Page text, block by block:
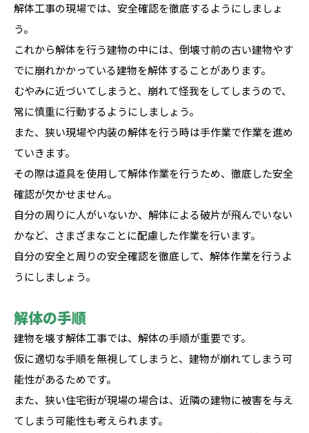
解体工事の現場では、安全確認を徹底するようにしましょ
う。
これから解体を行う建物の中には、倒壊寸前の古い建物やす
でに崩れかかっている建物を解体することがあります。
むやみに近づいてしまうと、崩れて怪我をしてしまうので、
常に慎重に行動するようにしましょう。
また、狭い現場や内装の解体を行う時は手作業で作業を進め
ていきます。
その際は道具を使用して解体作業を行うため、徹底した安全
確認が欠かせません。
自分の周りに人がいないか、解体による破片が飛んでいない
かなど、さまざまなことに配慮した作業を行います。
自分の安全と周りの安全確認を徹底して、解体作業を行うよ
うにしましょう。
解体の手順
建物を壊す解体工事では、解体の手順が重要です。
仮に適切な手順を無視してしまうと、建物が崩れてしまう可
能性があるためです。
また、狭い住宅街が現場の場合は、近隣の建物に被害を与え
てしまう可能性も考えられます。